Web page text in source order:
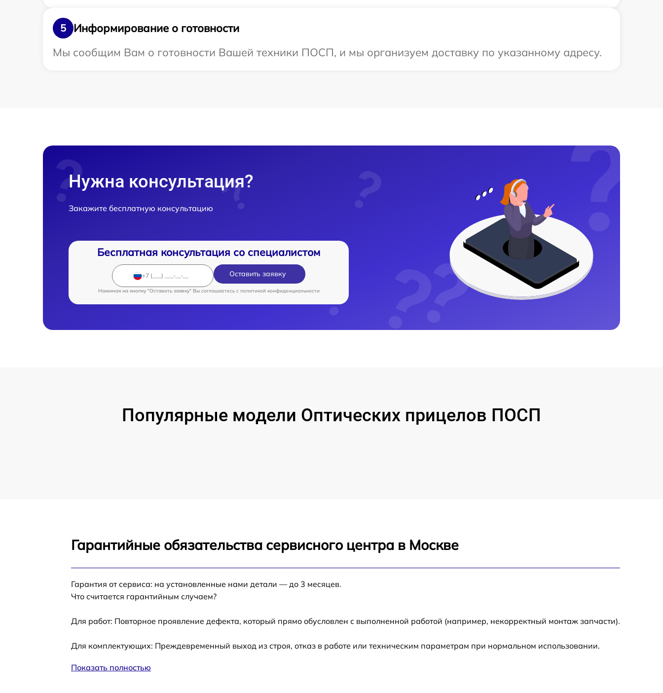
5
Информирование о готовности
Мы сообщим Вам о готовности Вашей техники ПОСП, и мы организуем доставку по указанному адресу.
Нужна консультация?
Закажите бесплатную консультацию
Бесплатная консультация со специалистом
Оставить заявку
Нажимая на кнопку "Оставить заявку" Вы соглашаетесь c политикой конфиденциальности
Популярные модели Оптических прицелов ПОСП
Гарантийные обязательства сервисного центра в Москве
Гарантия от сервиса: на установленные нами детали — до 3 месяцев.
Что считается гарантийным случаем?
Для работ: Повторное проявление дефекта, который прямо обусловлен с выполненной работой (например, некорректный монтаж запчасти).
Для комплектующих: Преждевременный выход из строя, отказ в работе или техническим параметрам при нормальном использовании.
Показать полностью